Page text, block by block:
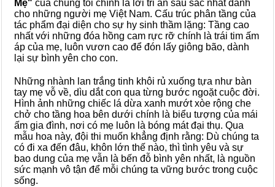
Mẹ" của chúng tôi chính là lời tri ân sâu sắc nhất dành
cho những người mẹ Việt Nam. Cấu trúc phân tầng của
tác phẩm đại diện cho sự hy sinh thầm lặng: Tầng cao
nhất với những đóa hồng cam rực rỡ chính là trái tim ấm
áp của mẹ, luôn vươn cao để đón lấy giông bão, dành
lại sự bình yên cho con.
Những nhành lan trắng tinh khôi rủ xuống tựa như bàn
tay mẹ vỗ về, dìu dắt con qua từng bước ngoặt cuộc đời.
Hình ảnh những chiếc lá dừa xanh mướt xòe rộng che
chở cho tầng hoa bên dưới chính là biểu tượng của mái
ấm gia đình, nơi có mẹ luôn là bóng mát đại thụ. Qua
mẫu hoa này, đội thi muốn khẳng định rằng: Dù chúng ta
có đi xa đến đâu, khôn lớn thế nào, thì tình yêu và sự
bao dung của mẹ vẫn là bến đỗ bình yên nhất, là nguồn
sức mạnh vô tận để mỗi chúng ta vững bước trong cuộc
sống.